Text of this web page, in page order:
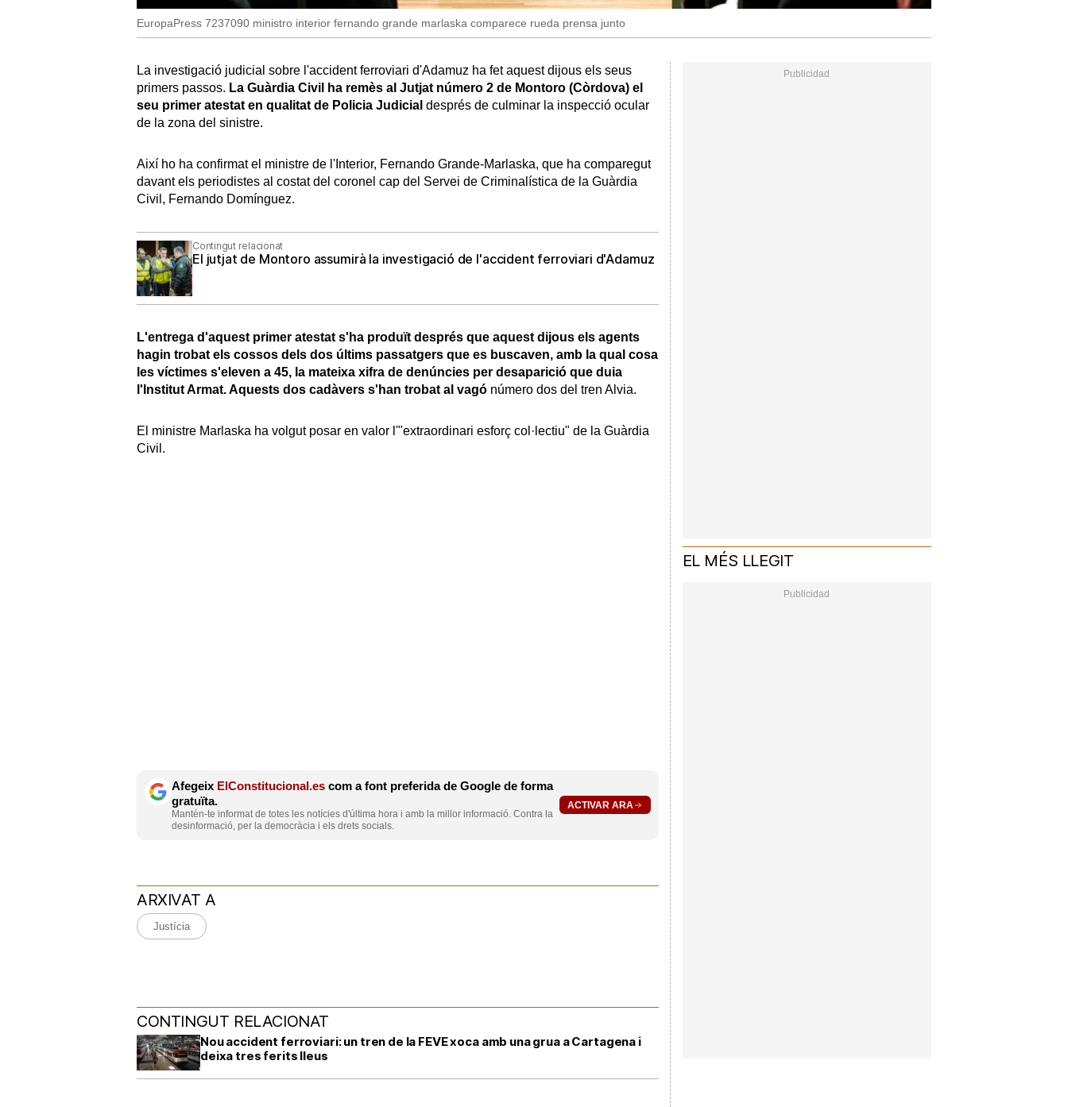
EuropaPress 7237090 ministro interior fernando grande marlaska comparece rueda prensa junto
La investigació judicial sobre l'accident ferroviari d'Adamuz ha fet aquest dijous els seus
primers passos. La Guàrdia Civil ha remès al Jutjat número 2 de Montoro (Còrdova) el
seu primer atestat en qualitat de Policia Judicial després de culminar la inspecció ocular
de la zona del sinistre.
Així ho ha confirmat el ministre de l'Interior, Fernando Grande-Marlaska, que ha comparegut
davant els periodistes al costat del coronel cap del Servei de Criminalística de la Guàrdia
Civil, Fernando Domínguez.
Contingut relacionat
El jutjat de Montoro assumirà la investigació de l'accident ferroviari d'Adamuz
L'entrega d'aquest primer atestat s'ha produït després que aquest dijous els agents
hagin trobat els cossos dels dos últims passatgers que es buscaven, amb la qual cosa
les víctimes s'eleven a 45, la mateixa xifra de denúncies per desaparició que duia
l'Institut Armat. Aquests dos cadàvers s'han trobat al vagó número dos del tren Alvia.
El ministre Marlaska ha volgut posar en valor l'"extraordinari esforç col·lectiu" de la Guàrdia
Civil.
Afegeix ElConstitucional.es com a font preferida de Google de forma
gratuïta.
Mantén-te informat de totes les notícies d'última hora i amb la millor informació. Contra la
desinformació, per la democràcia i els drets socials.
ACTIVAR ARA
ARXIVAT A
Justícia
CONTINGUT RELACIONAT
Nou accident ferroviari: un tren de la FEVE xoca amb una grua a Cartagena i
deixa tres ferits lleus
EL MÉS LLEGIT